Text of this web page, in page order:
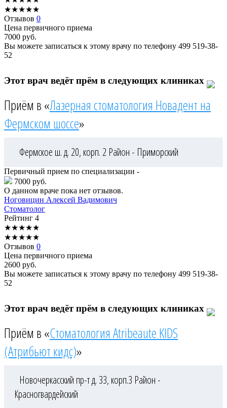
★★★★★
Отзывов 0
Цена первичного приема
7000 руб.
Вы можете записаться к этому врачу по телефону 499 519-38-
52
Этот врач ведёт прём в следующих клиниках
Приём в «Лазерная стоматология Новадент на
Фермском шоссе»
Фермское ш. д. 20, корп. 2 Район - Приморский
Первичный прием по специализации -
7000 руб.
О данном враче пока нет отзывов.
Ноговицин Алексей Вадимович
Стоматолог
Рейтинг 4
★★★★★
★★★★★
Отзывов 0
Цена первичного приема
2600 руб.
Вы можете записаться к этому врачу по телефону 499 519-38-
52
Этот врач ведёт прём в следующих клиниках
Приём в «Стоматология Atribeaute KIDS
(Атрибьют кидс)»
Новочеркасский пр-т д. 33, корп.3 Район -
Красногвардейский